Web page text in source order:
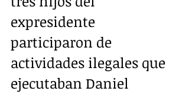
expresidente
participaron de
actividades ilegales que
ejecutaban Daniel